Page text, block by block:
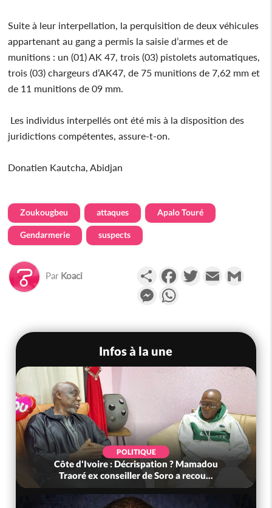
Suite à leur interpellation, la perquisition de deux véhicules
appartenant au gang a permis la saisie d’armes et de
munitions : un (01) AK 47, trois (03) pistolets automatiques,
trois (03) chargeurs d’AK47, de 75 munitions de 7,62 mm et
de 11 munitions de 09 mm.
Les individus interpellés ont été mis à la disposition des
juridictions compétentes, assure-t-on.
Donatien Kautcha, Abidjan
Zoukougbeu attaques Apalo Touré
Gendarmerie suspects
Par Koaci PartagerFacebookTwitterEmail
Messenger
Infos à la une
POLITIQUE
Côte d'Ivoire : Décrispation ? Mamadou
Traoré ex conseiller de Soro a recou...